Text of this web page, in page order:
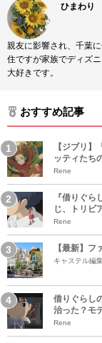
ひまわり
親友に影響され、千葉
住ですが家族でディズ
大好きです。
おすすめ記事
【ジブリ
ッティたち
Rene
『借りぐ
じ、トリビ
Rene
【最新】
キャステル編
借りぐらし
治った？モ
Rene